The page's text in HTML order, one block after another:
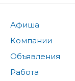
Афиша
Компании
Объявления
Работа